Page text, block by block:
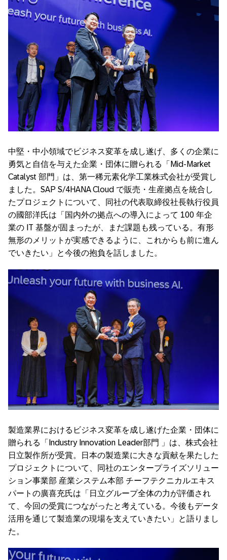
中堅・中小領域でビジネス変革を成し遂げ、多くの企業に
勇気と自信を与えた企業・団体に贈られる「 Mid-Market
Catalyst 部門」は、第一稀元素化学工業株式会社が受賞し
ました 。SAP S/4HANA Cloud で販売・生産拠点を統合し
たプロジェクトについて、同社の代表取締役社長執行役員
の國部洋氏は「国内外の拠点への導入によって 100 年企
業の IT 基盤が固まったが、まだ課題も残っている。有形
無形のメリットが実感できるように、これからも前に進ん
でいきたい」と今後の抱負を話しました。
製造業界におけるビジネス変革を成し遂げた企業・団体に
贈られる「I ndustry Innovation Leader部門
」は、株式会社
日立製作所が受賞。
日本の製造業に大きな貢献を果たした
プロジェクトについて、同社のエンタープライズソリュー
ション事業部 産業システム本部 チーフテクニカルエキス
パートの廣喜充氏は「日立グループ全体の力が評価され
て、今回の受賞につながったと考えている。今後もデータ
活用を通じて製造業の現場を支えていきたい」と語りまし
た。